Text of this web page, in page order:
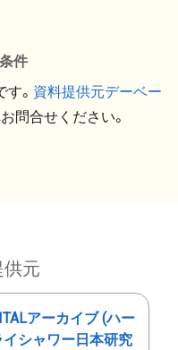
件
。 資料提供元デーベー
問合せください。
元
アーカイブ (ハー
シャワー日本研究